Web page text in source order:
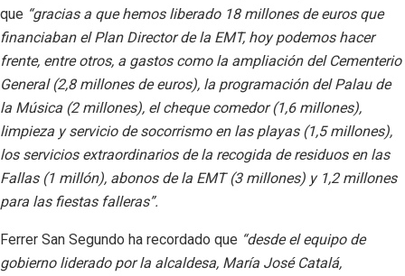
que “gracias a que hemos liberado 18 millones de euros que
financiaban el Plan Director de la EMT, hoy podemos hacer
frente, entre otros, a gastos como la ampliación del Cementerio
General (2,8 millones de euros), la programación del Palau de
la Música (2 millones), el cheque comedor (1,6 millones),
limpieza y servicio de socorrismo en las playas (1,5 millones),
los servicios extraordinarios de la recogida de residuos en las
Fallas (1 millón), abonos de la EMT (3 millones) y 1,2 millones
para las fiestas falleras”.
Ferrer San Segundo ha recordado que “desde el equipo de
gobierno liderado por la alcaldesa, María José Catalá,